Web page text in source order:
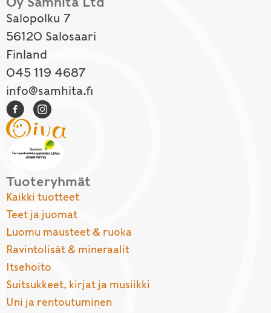
Salopolku 7
56120 Salosaari
Finland
045 119 4687
info@samhita.fi
Tuoteryhmät
Kaikki tuotteet
Teet ja juomat
Luomu mausteet & ruoka
Ravintolisät & mineraalit
Itsehoito
Suitsukkeet, kirjat ja musiikki
Uni ja rentoutuminen